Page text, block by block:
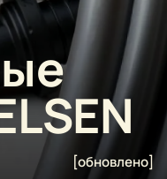
[обновлено]